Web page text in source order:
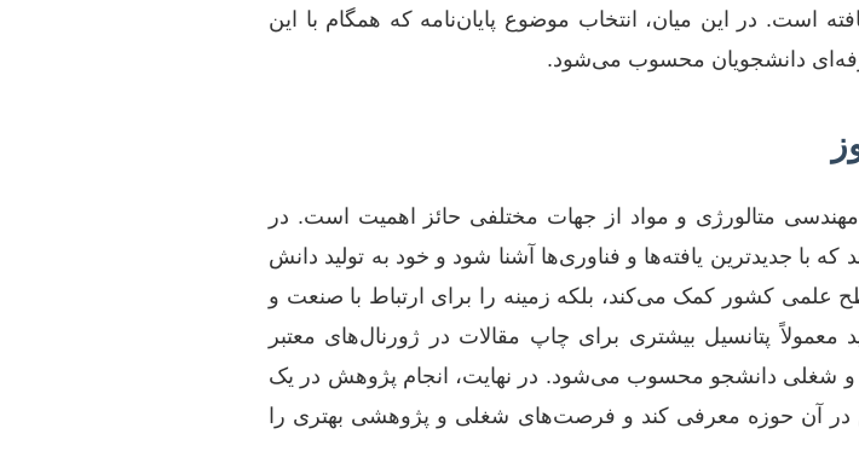
است. در این میان، انتخاب موضوع پایان‌نامه که همگام با این
دانشجویان محسوب می‌شود.
مهندسی متالورژی و مواد از جهات مختلفی حائز اهمیت است. در
با جدیدترین یافته‌ها و فناوری‌ها آشنا شود و خود به تولید دانش
علمی کشور کمک می‌کند، بلکه زمینه را برای ارتباط با صنعت و
پتانسیل بیشتری برای چاپ مقالات در ژورنال‌های معتبر
و شغلی دانشجو محسوب می‌شود. در نهایت، انجام پژوهش در یک
در آن حوزه معرفی کند و فرصت‌های شغلی و پژوهشی بهتری را